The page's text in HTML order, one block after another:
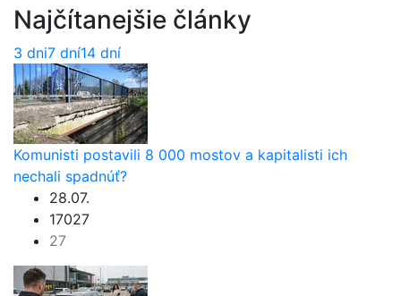
Najčítanejšie články
3 dni7 dní14 dní
Komunisti postavili 8 000 mostov a kapitalisti ich
nechali spadnúť?
28.07.
17027
27